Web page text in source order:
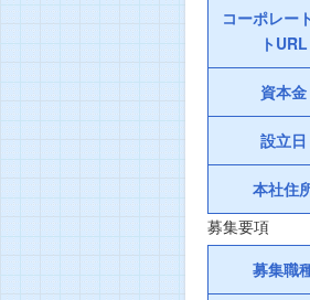
コーポレー
トURL
資本金
設立日
本社住
募集要項
募集職